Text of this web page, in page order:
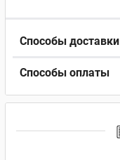
Способы доставки
Способы оплаты